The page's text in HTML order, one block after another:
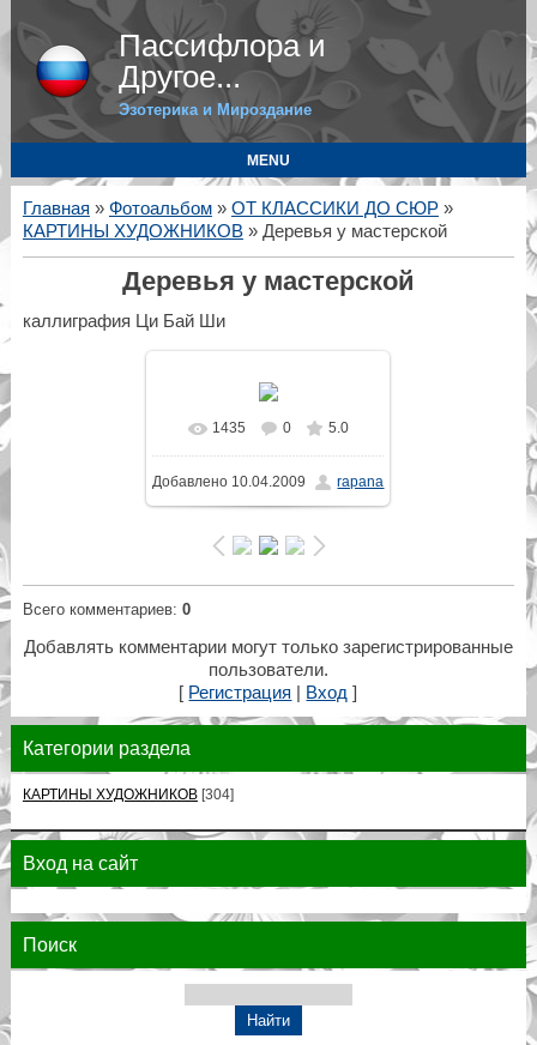
Пассифлора и
Другое...
Эзотерика и Мироздание
MENU
Главная » Фотоальбом» ОТ КЛАССИКИ ДО СЮР»
КАРТИНЫ ХУДОЖНИКОВ» Деревья у мастерской
Деревья у мастерской
каллиграфия Ци Бай Ши
В реальном размере
500x513/ 87.1Kb
1435 0 5.0
Добавлено 10.04.2009 rapana
Всего комментариев: 0
Добавлять комментарии могут только зарегистрированные
пользователи.
[ Регистрация Вход ]
Категории раздела
КАРТИНЫ ХУДОЖНИКОВ [304]
Вход на сайт
Поиск